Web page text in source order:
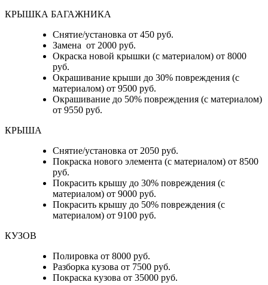
КРЫШКА БАГАЖНИКА
Снятие/установка от 450 руб.
Замена от 2000 руб.
Окраска новой крышки (с материалом) от 8000
руб.
Окрашивание крыши до 30% повреждения (с
материалом) от 9500 руб.
Окрашивание до 50% повреждения (с материалом)
от 9550 руб.
КРЫША
Снятие/установка от 2050 руб.
Покраска нового элемента (с материалом) от 8500
руб.
Покрасить крышу до 30% повреждения (с
материалом) от 9000 руб.
Покрасить крышу до 50% повреждения (с
материалом) от 9100 руб.
КУЗОВ
Полировка от 8000 руб.
Разборка кузова от 7500 руб.
Покраска кузова от 35000 руб.